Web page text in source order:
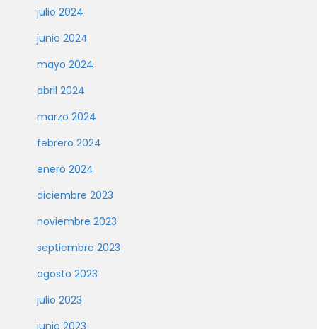
julio 2024
junio 2024
mayo 2024
abril 2024
marzo 2024
febrero 2024
enero 2024
diciembre 2023
noviembre 2023
septiembre 2023
agosto 2023
julio 2023
junio 2023